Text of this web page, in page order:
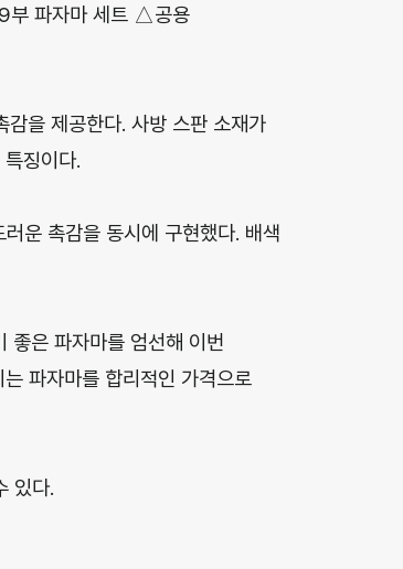
부 파자마 세트 △공용
감을 제공한다. 사방 스판 소재가
징이다.
운 촉감을 동시에 구현했다. 배색
좋은 파자마를 엄선해 이번
파자마를 합리적인 가격으로
있다.